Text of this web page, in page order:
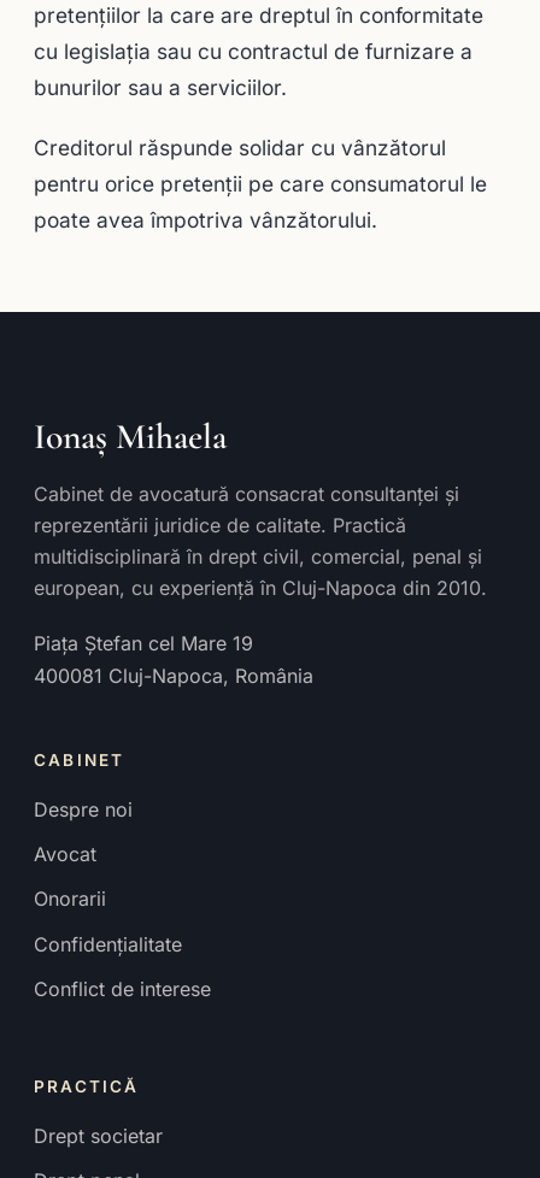
pretenţiilor la care are dreptul în conformitate
cu legislaţia sau cu contractul de furnizare a
bunurilor sau a serviciilor.
Creditorul răspunde solidar cu vânzătorul
pentru orice pretenţii pe care consumatorul le
poate avea împotriva vânzătorului.
Ionaș Mihaela
Cabinet de avocatură consacrat consultanței și
reprezentării juridice de calitate. Practică
multidisciplinară în drept civil, comercial, penal și
european, cu experiență în Cluj-Napoca din 2010.
Piața Ștefan cel Mare 19
400081 Cluj-Napoca, România
CABINET
Despre noi
Avocat
Onorarii
Confidențialitate
Conflict de interese
PRACTICĂ
Drept societar